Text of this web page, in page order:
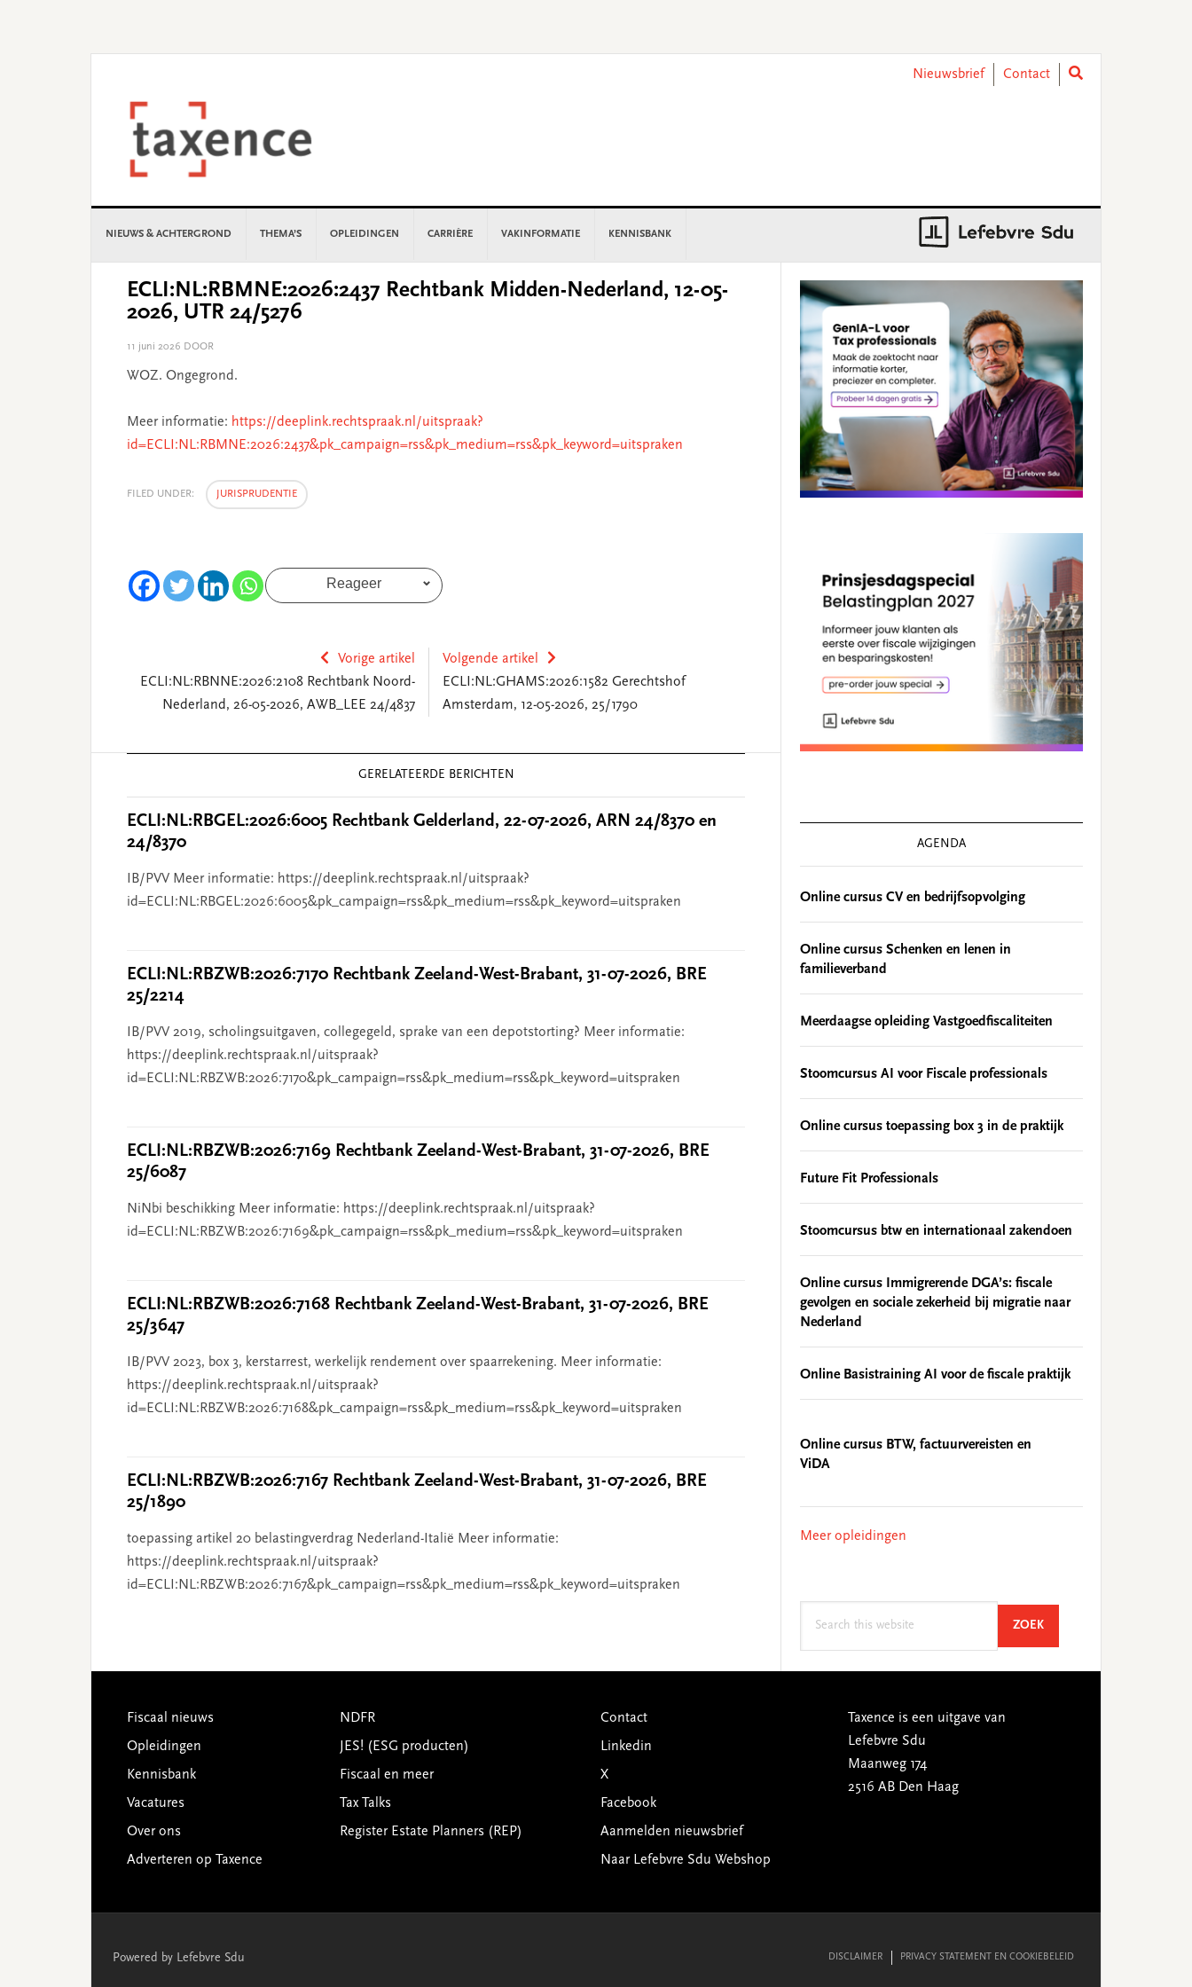
Nieuwsbrief
Contact
NIEUWS & ACHTERGROND THEMA’S OPLEIDINGEN CARRIÈRE VAKINFORMATIE KENNISBANK
ECLI:NL:RBMNE:2026:2437 Rechtbank Midden-Nederland, 12-05-
2026, UTR 24/5276
11 juni 2026 DOOR
WOZ. Ongegrond.
Meer informatie: https://deeplink.rechtspraak.nl/uitspraak?
id=ECLI:NL:RBMNE:2026:2437&pk_campaign=rss&pk_medium=rss&pk_keyword=uitspraken
FILED UNDER: JURISPRUDENTIE
Reageer
Vorige artikel
ECLI:NL:RBNNE:2026:2108 Rechtbank Noord-
Nederland, 26-05-2026, AWB_LEE 24/4837
Volgende artikel
ECLI:NL:GHAMS:2026:1582 Gerechtshof
Amsterdam, 12-05-2026, 25/1790
GERELATEERDE BERICHTEN
ECLI:NL:RBGEL:2026:6005 Rechtbank Gelderland, 22-07-2026, ARN 24/8370 en
24/8370
IB/PVV Meer informatie: https://deeplink.rechtspraak.nl/uitspraak?
id=ECLI:NL:RBGEL:2026:6005&pk_campaign=rss&pk_medium=rss&pk_keyword=uitspraken
ECLI:NL:RBZWB:2026:7170 Rechtbank Zeeland-West-Brabant, 31-07-2026, BRE
25/2214
IB/PVV 2019, scholingsuitgaven, collegegeld, sprake van een depotstorting? Meer informatie:
https://deeplink.rechtspraak.nl/uitspraak?
id=ECLI:NL:RBZWB:2026:7170&pk_campaign=rss&pk_medium=rss&pk_keyword=uitspraken
ECLI:NL:RBZWB:2026:7169 Rechtbank Zeeland-West-Brabant, 31-07-2026, BRE
25/6087
NiNbi beschikking Meer informatie: https://deeplink.rechtspraak.nl/uitspraak?
id=ECLI:NL:RBZWB:2026:7169&pk_campaign=rss&pk_medium=rss&pk_keyword=uitspraken
ECLI:NL:RBZWB:2026:7168 Rechtbank Zeeland-West-Brabant, 31-07-2026, BRE
25/3647
IB/PVV 2023, box 3, kerstarrest, werkelijk rendement over spaarrekening. Meer informatie:
https://deeplink.rechtspraak.nl/uitspraak?
id=ECLI:NL:RBZWB:2026:7168&pk_campaign=rss&pk_medium=rss&pk_keyword=uitspraken
ECLI:NL:RBZWB:2026:7167 Rechtbank Zeeland-West-Brabant, 31-07-2026, BRE
25/1890
toepassing artikel 20 belastingverdrag Nederland-Italië Meer informatie:
https://deeplink.rechtspraak.nl/uitspraak?
id=ECLI:NL:RBZWB:2026:7167&pk_campaign=rss&pk_medium=rss&pk_keyword=uitspraken
Sidebar
AGENDA
Online cursus CV en bedrijfsopvolging
Online cursus Schenken en lenen in
familieverband
Meerdaagse opleiding Vastgoedfiscaliteiten
Stoomcursus AI voor Fiscale professionals
Online cursus toepassing box 3 in de praktijk
Future Fit Professionals
Stoomcursus btw en internationaal zakendoen
Online cursus Immigrerende DGA’s: fiscale
gevolgen en sociale zekerheid bij migratie naar
Nederland
Online Basistraining AI voor de fiscale praktijk
Online cursus BTW, factuurvereisten en
ViDA
Meer opleidingen
ZOEKSEARCH
Footer
Fiscaal nieuws
Opleidingen
Kennisbank
Vacatures
Over ons
Adverteren op Taxence
NDFR
JES! (ESG producten)
Fiscaal en meer
Tax Talks
Register Estate Planners (REP)
Contact
Linkedin
X
Facebook
Aanmelden nieuwsbrief
Naar Lefebvre Sdu Webshop
Taxence is een uitgave van
Lefebvre Sdu
Maanweg 174
2516 AB Den Haag
Powered by Lefebvre Sdu DISCLAIMER PRIVACY STATEMENT EN COOKIEBELEID